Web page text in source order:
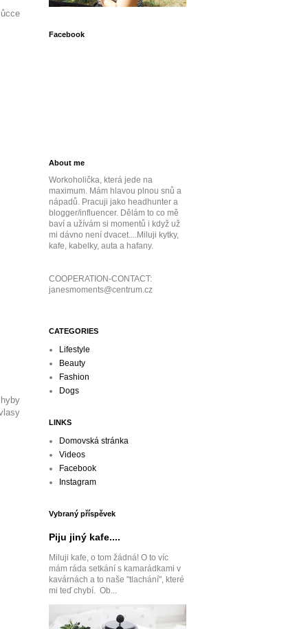
Facebook
About me
Workoholička, která jede na
maximum. Mám hlavou plnou snů a
nápadů. Pracuji jako headhunter a
blogger/influencer. Dělám to co mě
baví a užívám si momentů i když už
mi dávno není dvacet....Miluji kytky,
kafe, kabelky, auta a hafany.
COOPERATION-CONTACT:
janesmoments@centrum.cz
CATEGORIES
Lifestyle
Beauty
Fashion
Dogs
LINKS
Domovská stránka
Videos
Facebook
Instagram
Vybraný příspěvek
Piju jiný kafe....
Miluji kafe, o tom žádná! O to víc
mám ráda setkání s kamarádkami v
kavárnách a to naše "tlachání", které
mi teď chybí. Ob...